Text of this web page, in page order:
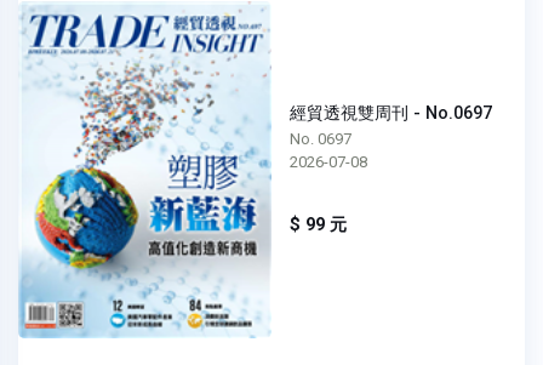
經貿透視雙周刊 - No.0697
No. 0697
2026-07-08
$ 99 元